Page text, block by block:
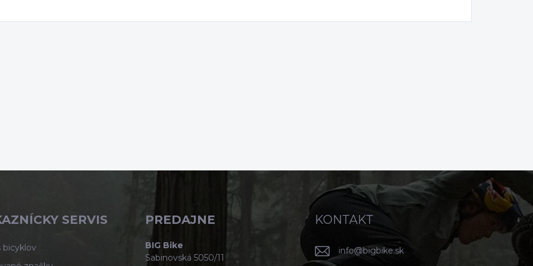
SERVIS
bicyklov
PREDAJNE
BIG Bike
Sabinovská 5050/11
KONTAKT
info@bigbike.sk